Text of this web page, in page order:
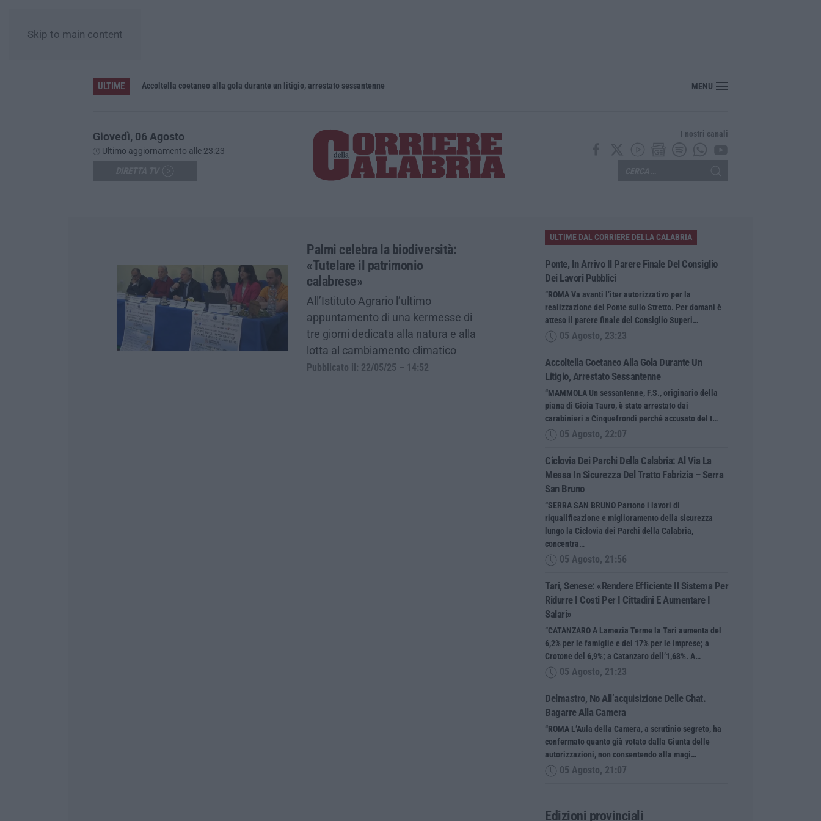
Skip to main content
ULTIME Accoltella coetaneo alla gola durante un litigio, arrestato sessantenne MENU
Giovedì, 06 Agosto
Ultimo aggiornamento alle 23:23
I nostri canali
Palmi celebra la biodiversità:
«Tutelare il patrimonio
calabrese»
All’Istituto Agrario l’ultimo
appuntamento di una kermesse di
tre giorni dedicata alla natura e alla
lotta al cambiamento climatico
Pubblicato il: 22/05/25 – 14:52
ULTIME DAL CORRIERE DELLA CALABRIA
Ponte, In Arrivo Il Parere Finale Del Consiglio
Dei Lavori Pubblici
“ROMA Va avanti l’iter autorizzativo per la
realizzazione del Ponte sullo Stretto. Per domani è
atteso il parere finale del Consiglio Superi…
05 Agosto, 23:23
Accoltella Coetaneo Alla Gola Durante Un
Litigio, Arrestato Sessantenne
“MAMMOLA Un sessantenne, F.S., originario della
piana di Gioia Tauro, è stato arrestato dai
carabinieri a Cinquefrondi perché accusato del t…
05 Agosto, 22:07
Ciclovia Dei Parchi Della Calabria: Al Via La
Messa In Sicurezza Del Tratto Fabrizia – Serra
San Bruno
“SERRA SAN BRUNO Partono i lavori di
riqualificazione e miglioramento della sicurezza
lungo la Ciclovia dei Parchi della Calabria,
concentra…
05 Agosto, 21:56
Tari, Senese: «Rendere Efficiente Il Sistema Per
Ridurre I Costi Per I Cittadini E Aumentare I
Salari»
“CATANZARO A Lamezia Terme la Tari aumenta del
6,2% per le famiglie e del 17% per le imprese; a
Crotone del 6,9%; a Catanzaro dell’1,63%. A…
05 Agosto, 21:23
Delmastro, No All’acquisizione Delle Chat.
Bagarre Alla Camera
“ROMA L’Aula della Camera, a scrutinio segreto, ha
confermato quanto già votato dalla Giunta delle
autorizzazioni, non consentendo alla magi…
05 Agosto, 21:07
Edizioni provinciali